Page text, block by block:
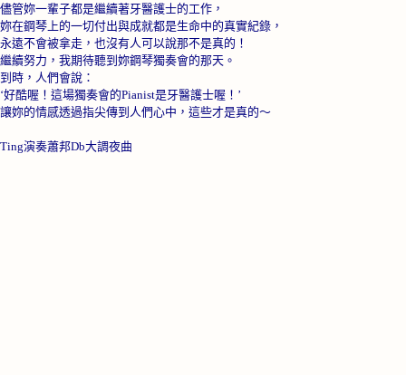
儘管妳一輩子都是繼續著牙醫護士的工作，
妳在鋼琴上的一切付出與成就都是生命中的真實紀錄，
永遠不會被拿走，也沒有人可以說那不是真的！
繼續努力，我期待聽到妳鋼琴獨奏會的那天。
到時，人們會說：
‘好酷喔！這場獨奏會的Pianist是牙醫護士喔！’
讓妳的情感透過指尖傳到人們心中，這些才是真的～
Ting演奏蕭邦Db大調夜曲